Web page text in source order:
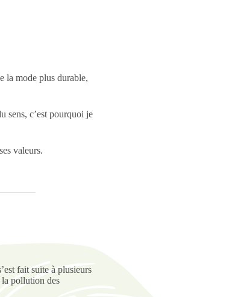
la mode plus durable,
sens, c’est pourquoi je
valeurs.
fait suite à plusieurs
la pollution des